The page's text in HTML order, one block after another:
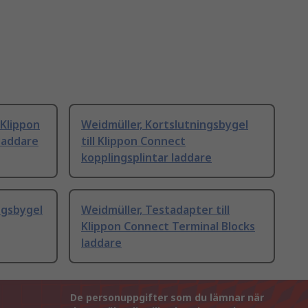
Weidmüller, Kortslutningsbygel
till Klippon Connect
kopplingsplintar laddare
Weidmüller, Testadapter till
Klippon Connect Terminal Blocks
laddare
De personuppgifter som du lämnar när